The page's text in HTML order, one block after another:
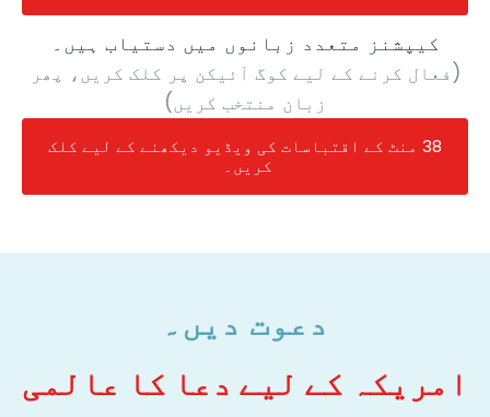
کیپشنز متعدد زبانوں میں دستیاب ہیں۔
(فعال کرنے کے لیے کوگ آئیکن پر کلک کریں، پھر
زبان منتخب کریں)
38 منٹ کے اقتباسات کی ویڈیو دیکھنے کے لیے کلک
کریں۔
دعوت دیں۔
امریکہ کے لیے دعا کا عالمی